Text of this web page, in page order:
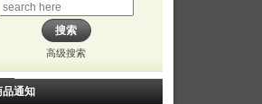
高级搜索
品通知